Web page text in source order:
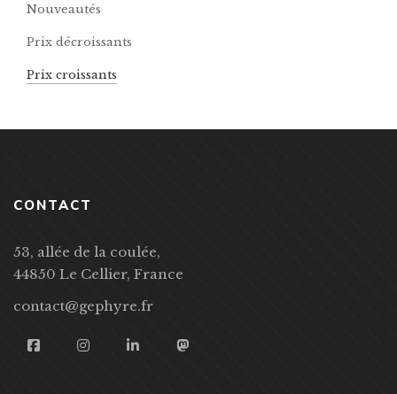
Nouveautés
Prix décroissants
Prix croissants
CONTACT
53, allée de la coulée,
44850 Le Cellier, France
contact@gephyre.fr